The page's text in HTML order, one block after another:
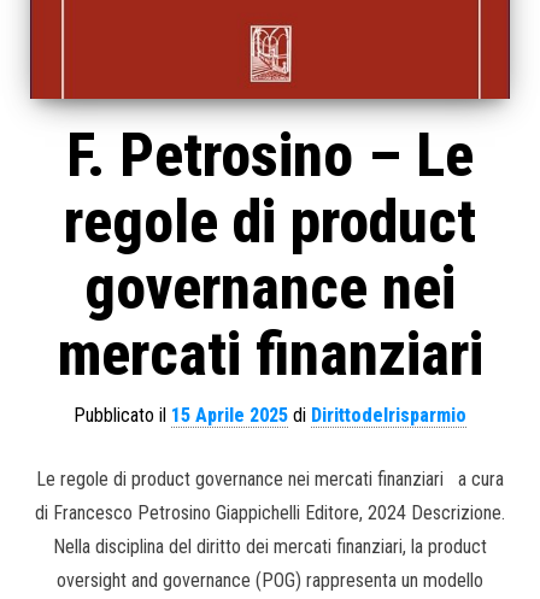
F. Petrosino – Le
regole di product
governance nei
mercati finanziari
Pubblicato il 15 Aprile 2025 di Dirittodelrisparmio
Le regole di product governance nei mercati finanziari a cura
di Francesco Petrosino Giappichelli Editore, 2024 Descrizione.
Nella disciplina del diritto dei mercati finanziari, la product
oversight and governance (POG) rappresenta un modello